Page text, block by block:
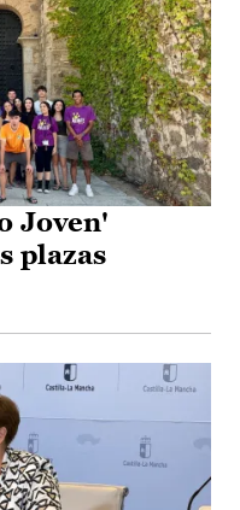
Joven'
plazas